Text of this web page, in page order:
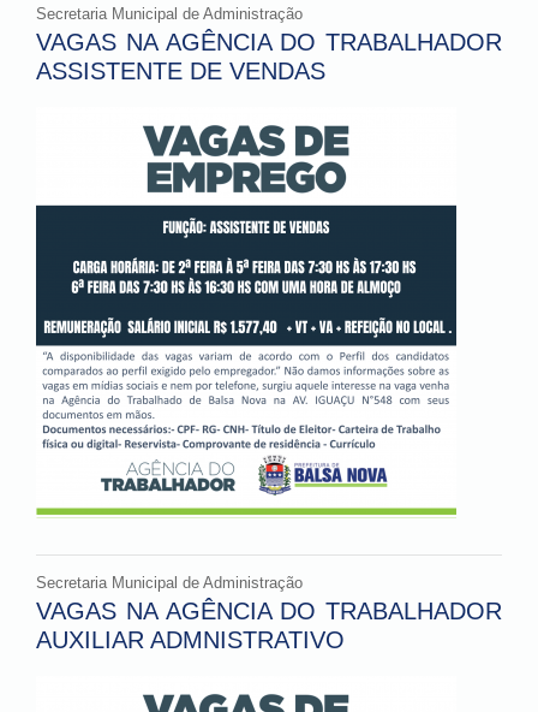
Secretaria Municipal de Administração
VAGAS NA AGÊNCIA DO TRABALHADOR
ASSISTENTE DE VENDAS
Secretaria Municipal de Administração
VAGAS NA AGÊNCIA DO TRABALHADOR
AUXILIAR ADMNISTRATIVO